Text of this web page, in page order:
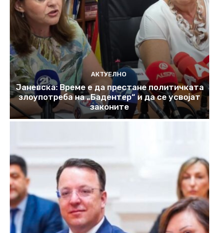
АКТУЕЛНО
Јаневска: Време е да престане политичката
злоупотреба на „Бадентер“ и да се усвојат
законите